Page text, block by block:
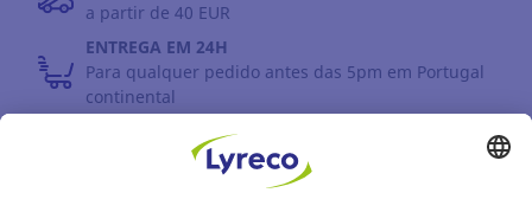
a partir de 40 EUR
ENTREGA EM 24H
Para qualquer pedido antes das 5pm em Portugal
continental
Prazo até 30 dias